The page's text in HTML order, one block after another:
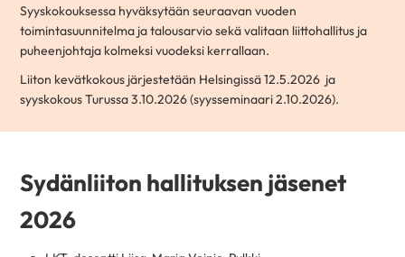
Syyskokouksessa hyväksytään seuraavan vuoden
toimintasuunnitelma ja talousarvio sekä valitaan liittohallitus ja
puheenjohtaja kolmeksi vuodeksi kerrallaan.
Liiton kevätkokous järjestetään Helsingissä 12.5.2026 ja
syyskokous Turussa 3.10.2026 (syysseminaari 2.10.2026).
Sydänliiton hallituksen jäsenet
2026